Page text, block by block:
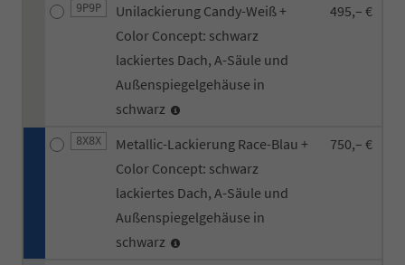
9P9P
Unilackierung Candy-Weiß +
Color Concept: schwarz
lackiertes Dach, A-Säule und
Außenspiegelgehäuse in
schwarz
495,– €
8X8X
Metallic-Lackierung Race-Blau +
Color Concept: schwarz
lackiertes Dach, A-Säule und
Außenspiegelgehäuse in
schwarz
750,– €